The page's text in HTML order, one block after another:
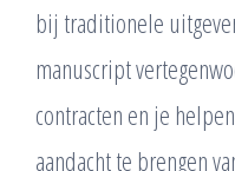
bij traditionele
manuscript
contracten en je
aandacht te brengen